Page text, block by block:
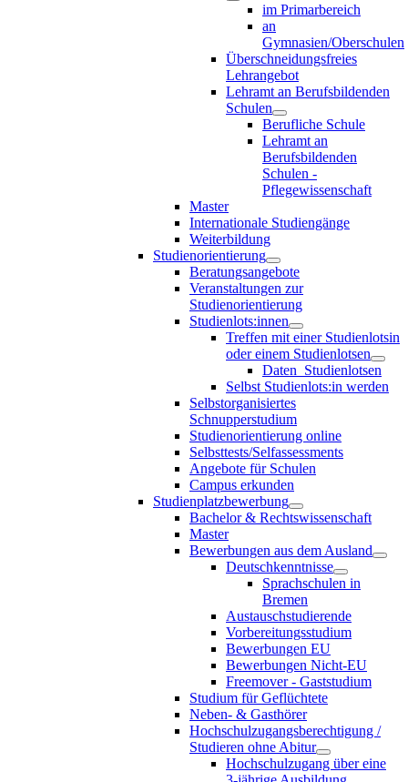
im Primarbereich
an
Gymnasien/Oberschulen
Überschneidungsfreies
Lehrangebot
Lehramt an Berufsbildenden
Schulen
Berufliche Schule
Lehramt an
Berufsbildenden
Schulen -
Pflegewissenschaft
Master
Internationale Studiengänge
Weiterbildung
Studienorientierung
Beratungsangebote
Veranstaltungen zur
Studienorientierung
Studienlots:innen
Treffen mit einer Studienlotsin
oder einem Studienlotsen
Daten_Studienlotsen
Selbst Studienlots:in werden
Selbstorganisiertes
Schnupperstudium
Studienorientierung online
Selbsttests/Selfassessments
Angebote für Schulen
Campus erkunden
Studienplatzbewerbung
Bachelor & Rechtswissenschaft
Master
Bewerbungen aus dem Ausland
Deutschkenntnisse
Sprachschulen in
Bremen
Austauschstudierende
Vorbereitungsstudium
Bewerbungen EU
Bewerbungen Nicht-EU
Freemover - Gaststudium
Studium für Geflüchtete
Neben- & Gasthörer
Hochschulzugangsberechtigung /
Studieren ohne Abitur
Hochschulzugang über eine